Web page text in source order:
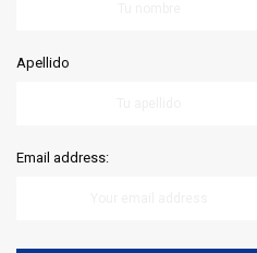
Apellido
Email address: